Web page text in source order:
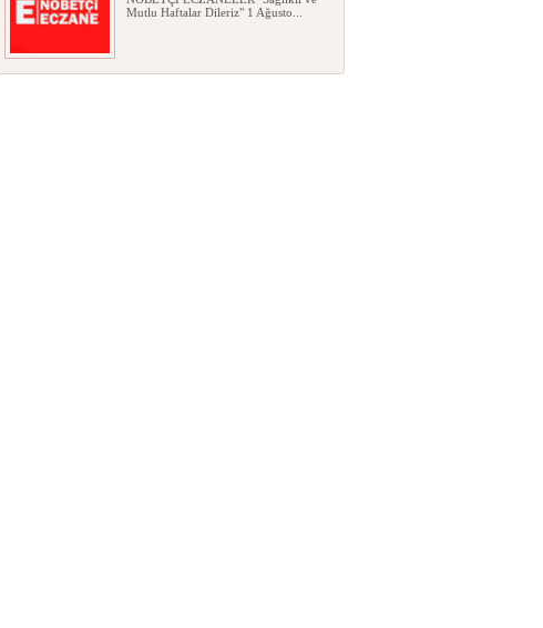
Mutlu Haftalar Dileriz" 1 Ağusto...
Okullarda yeni dönem: Yönetmelik